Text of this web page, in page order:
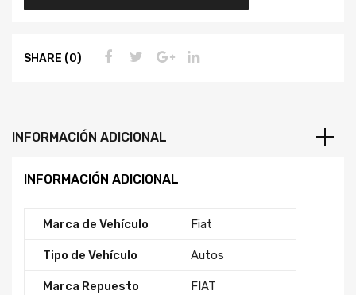
SHARE (0)
INFORMACIÓN ADICIONAL
INFORMACIÓN ADICIONAL
Marca de Vehículo Fiat
Tipo de Vehículo Autos
Marca Repuesto FIAT